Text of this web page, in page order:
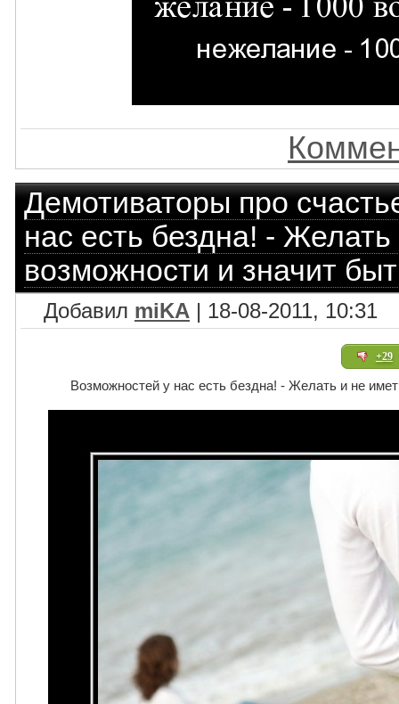
Демотиваторы про
нас есть бездна! -
возможности и значит
Добавил miKA | 18-08-2011, 10:31
+29
Возможностей у нас есть бездна! - Желать и не